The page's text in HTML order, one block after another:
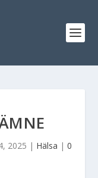
2025 | Hälsa | 0